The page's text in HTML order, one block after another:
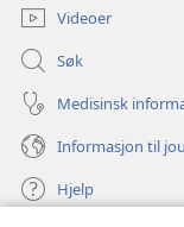
Videoer
Søk
Medisinsk
Informasjon til
Hjelp